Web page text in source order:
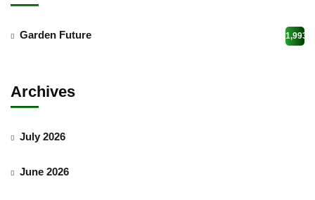
Garden Future 1,993
Archives
July 2026
June 2026